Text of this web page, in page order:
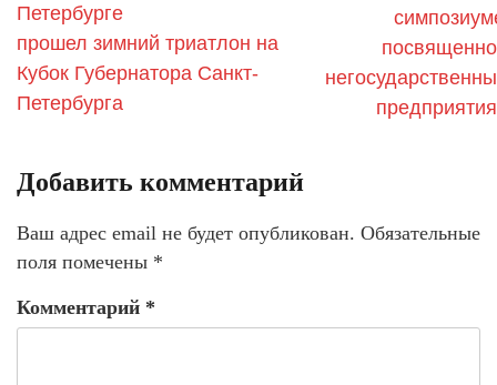
Петербурге
прошел зимний триатлон на
Кубок Губернатора Санкт-
Петербурга
Добавить комментарий
Ваш адрес email не будет опубликован. Обязательные
поля помечены *
Комментарий *